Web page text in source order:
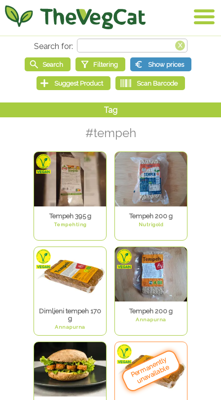
#tempeh
Tempeh 395 g
Tempehting
Tempeh 200 g
Nutrigold
Dimljeni tempeh 170
g
Annapurna
Tempeh 200 g
Annapurna